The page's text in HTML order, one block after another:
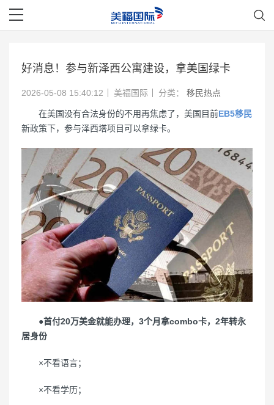
好消息！参与新泽西公寓建设，拿美国绿卡
2026-05-08 15:40:12 美福国际 分类： 移民热点
在美国没有合法身份的不用再焦虑了，美国目前EB5移民
新政策下，参与泽西塔项目可以拿绿卡。
●首付20万美金就能办理，3个月拿combo卡，2年转永
居身份
×不看语言；
×不看学历；